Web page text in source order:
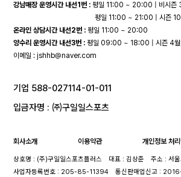
강남매장 운영시간 내선1번 : 평일 11:00 ~ 20:00 | 비시즌
평일 11:00 ~ 21:00 | 시즌
온라인 상담시간 내선2번 : 평일 11:00 ~ 20:00
양수리 운영시간 내선3번 : 평일 09:00 ~ 18:00 | 시즌 4
이메일 :jshhb@naver.com
기업 588-027114-01-011
입금자명 : ㈜구일일스포츠
회사소개 이용약관 개인정보 처
상호명 : (주)구일일스포츠플러스 대표 : 김상준
주소 : 서
사업자등록번호 : 205-85-11394
통신판매업신고 :